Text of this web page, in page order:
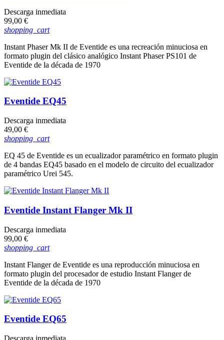
Descarga inmediata
Precio
99,00 €
shopping_cart
Instant Phaser Mk II de Eventide es una recreación minuciosa en
formato plugin del clásico analógico Instant Phaser PS101 de
Eventide de la década de 1970
Eventide EQ45
Descarga inmediata
Precio
49,00 €
shopping_cart
EQ 45 de Eventide es un ecualizador paramétrico en formato plugin
de 4 bandas EQ45 basado en el modelo de circuito del ecualizador
paramétrico Urei 545.
Eventide Instant Flanger Mk II
Descarga inmediata
Precio
99,00 €
shopping_cart
Instant Flanger de Eventide es una reproducción minuciosa en
formato plugin del procesador de estudio Instant Flanger de
Eventide de la década de 1970
Eventide EQ65
Descarga inmediata